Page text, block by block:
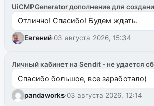
UiCMPGenerator дополнение для
Отлично! Спасибо! Будем ждать.
Евгений·03 августа 2026, 15:34
Личный кабинет на Sendit - не удается
Спасибо большое, все заработало)
pandaworks·03 августа 2026, 12:14